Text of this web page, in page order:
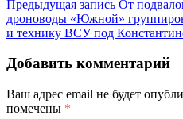
Предыдущая запись От
дроноводы «Южной»
и технику ВСУ под
Добавить комментарий
Ваш адрес email не будет
помечены *